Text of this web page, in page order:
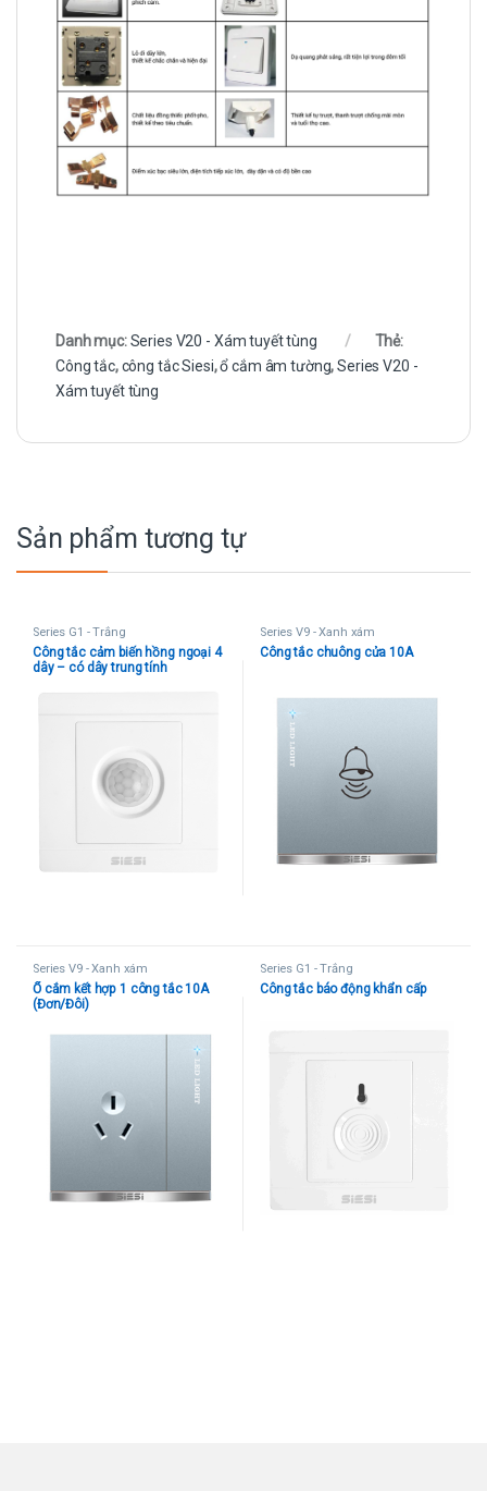
Danh mục:Series V20 - Xám tuyết tùng
Thẻ:
Công tắc,công tắc Siesi,ổ cắm âm tường,Series V20 -
Xám tuyết tùng
Sản phẩm tương tự
Series G1 - Trắng
Công tắc cảm biến hồng ngoại 4
dây – có dây trung tính
Series V9 - Xanh xám
Công tắc chuông cửa 10A
Series V9 - Xanh xám
Ổ cắm kết hợp 1 công tắc 10A
(Đơn/Đôi)
Series G1 - Trắng
Công tắc báo động khẩn cấp